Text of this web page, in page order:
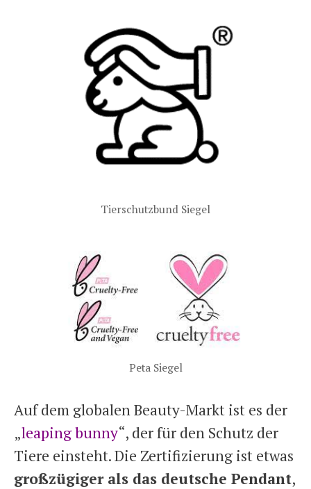
Tierschutzbund Siegel
Peta Siegel
Auf dem globalen Beauty-Markt ist es der
„leaping bunny“, der für den Schutz der
Tiere einsteht. Die Zertifizierung ist etwas
großzügiger als das deutsche Pendant,